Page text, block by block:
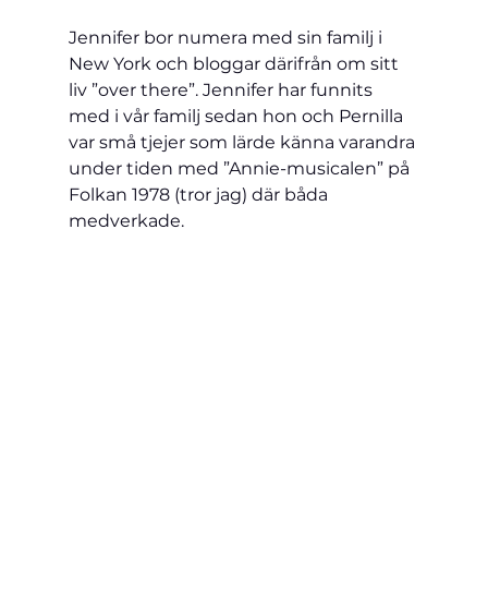
Jennifer bor numera med sin familj i
New York och bloggar därifrån om sitt
liv ”over there”. Jennifer har funnits
med i vår familj sedan hon och Pernilla
var små tjejer som lärde känna varandra
under tiden med ”Annie-musicalen” på
Folkan 1978 (tror jag) där båda
medverkade.